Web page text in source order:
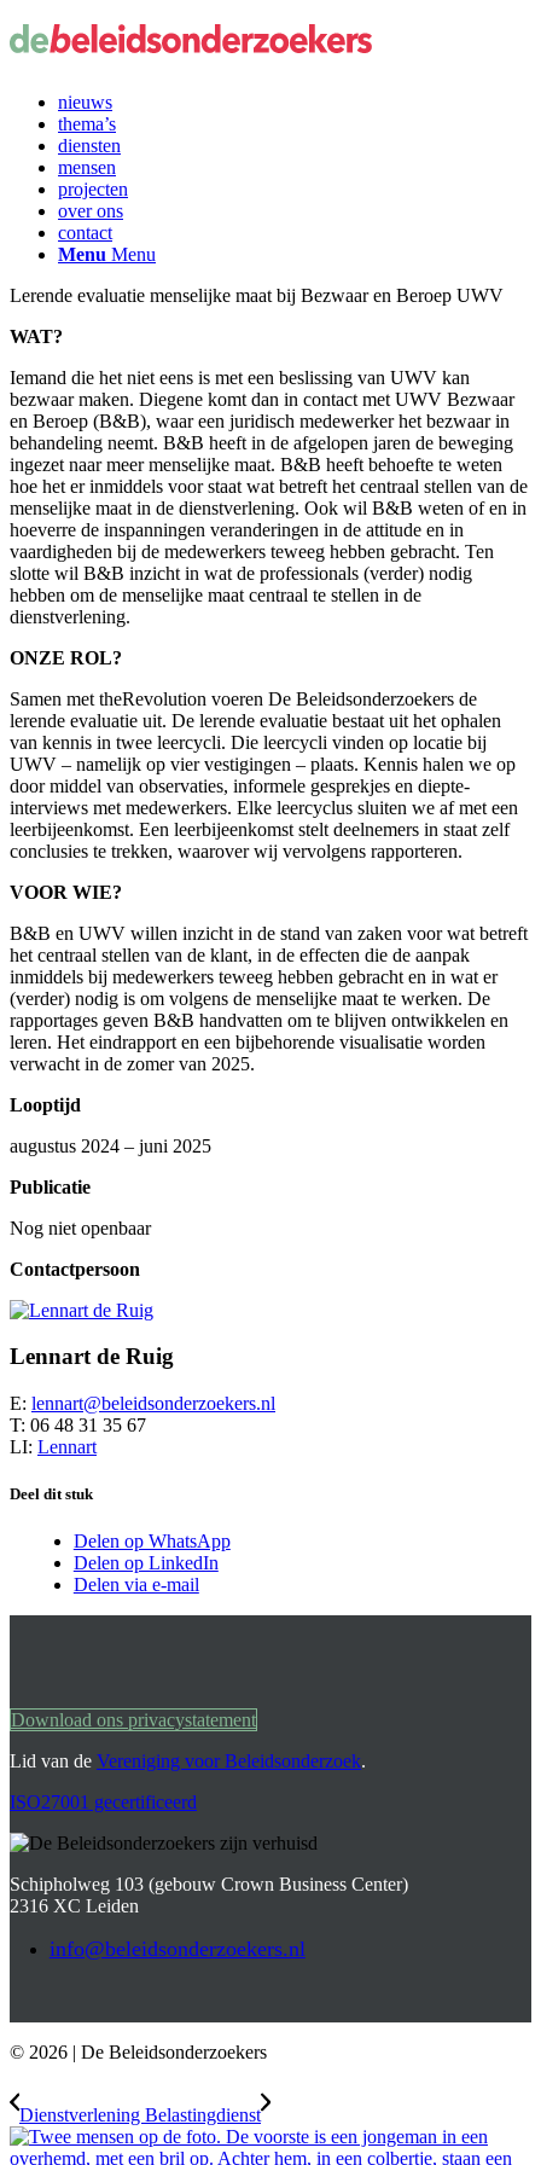
nieuws
thema’s
diensten
mensen
projecten
over ons
contact
Menu Menu
Lerende evaluatie menselijke maat bij Bezwaar en Beroep UWV
WAT?
Iemand die het niet eens is met een beslissing van UWV kan
bezwaar maken. Diegene komt dan in contact met UWV Bezwaar
en Beroep (B&B), waar een juridisch medewerker het bezwaar in
behandeling neemt. B&B heeft in de afgelopen jaren de beweging
ingezet naar meer menselijke maat. B&B heeft behoefte te weten
hoe het er inmiddels voor staat wat betreft het centraal stellen van de
menselijke maat in de dienstverlening. Ook wil B&B weten of en in
hoeverre de inspanningen veranderingen in de attitude en in
vaardigheden bij de medewerkers teweeg hebben gebracht. Ten
slotte wil B&B inzicht in wat de professionals (verder) nodig
hebben om de menselijke maat centraal te stellen in de
dienstverlening.
ONZE ROL?
Samen met theRevolution voeren De Beleidsonderzoekers de
lerende evaluatie uit. De lerende evaluatie bestaat uit het ophalen
van kennis in twee leercycli. Die leercycli vinden op locatie bij
UWV – namelijk op vier vestigingen – plaats. Kennis halen we op
door middel van observaties, informele gesprekjes en diepte-
interviews met medewerkers. Elke leercyclus sluiten we af met een
leerbijeenkomst. Een leerbijeenkomst stelt deelnemers in staat zelf
conclusies te trekken, waarover wij vervolgens rapporteren.
VOOR WIE?
B&B en UWV willen inzicht in de stand van zaken voor wat betreft
het centraal stellen van de klant, in de effecten die de aanpak
inmiddels bij medewerkers teweeg hebben gebracht en in wat er
(verder) nodig is om volgens de menselijke maat te werken. De
rapportages geven B&B handvatten om te blijven ontwikkelen en
leren. Het eindrapport en een bijbehorende visualisatie worden
verwacht in de zomer van 2025.
Looptijd
augustus 2024 – juni 2025
Publicatie
Nog niet openbaar
Contactpersoon
Lennart de Ruig
E: lennart@beleidsonderzoekers.nl
T: 06 48 31 35 67
LI: Lennart
Deel dit stuk
Delen op WhatsApp
Delen op LinkedIn
Delen via e-mail
Download ons privacystatement
Lid van de Vereniging voor Beleidsonderzoek.
ISO27001 gecertificeerd
Schipholweg 103 (gebouw Crown Business Center)
2316 XC Leiden
info@beleidsonderzoekers.nl
© 2026 | De Beleidsonderzoekers
Dienstver­lening Belasting­dienst